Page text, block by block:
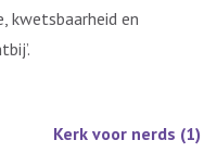
kwetsbaarheid en
Kerk voor nerds (1)